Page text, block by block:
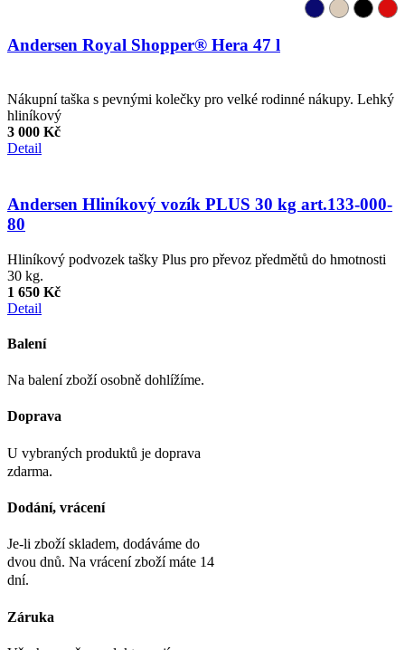
Andersen Royal Shopper® Hera 47 l
Nákupní taška s pevnými kolečky pro velké rodinné nákupy. Lehký
hliníkový
3 000 Kč
Detail
Andersen Hliníkový vozík PLUS 30 kg art.133-000-
80
Hliníkový podvozek tašky Plus pro převoz předmětů do hmotnosti
30 kg.
1 650 Kč
Detail
Balení
Na balení zboží osobně dohlížíme.
Doprava
U vybraných produktů je doprava
zdarma.
Dodání, vrácení
Je-li zboží skladem, dodáváme do
dvou dnů. Na vrácení zboží máte 14
dní.
Záruka